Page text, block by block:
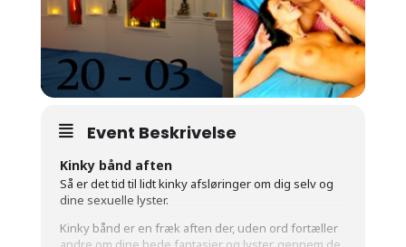
Event Beskrivelse
Kinky bånd aften
Så er det tid til lidt kinky afsløringer om dig selv og
dine sexuelle lyster.
Kinky bånd er en fræk aften der, uden ord fortæller